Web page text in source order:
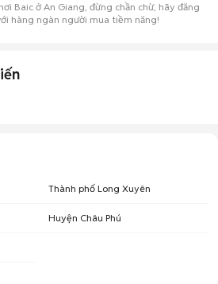
Baic ở An Giang, đừng chần chừ, hãy đăng
hàng ngàn người mua tiềm năng!
Thành phố Long Xuyên
Huyện Châu Phú